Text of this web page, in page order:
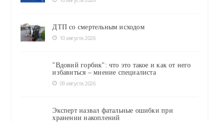
ДТП со смертельным исходом
10 августа 2026
"Вдовий горбик": что это такое и как от него
избавиться – мнение специалиста
09 августа 2026
Эксперт назвал фатальные ошибки при
хранении накоплений